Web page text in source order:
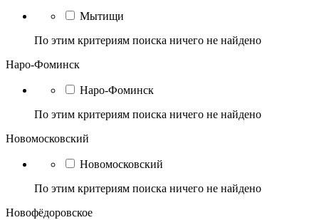
Мытищи
По этим критериям поиска ничего не найдено
Наро-Фоминск
Наро-Фоминск
По этим критериям поиска ничего не найдено
Новомосковский
Новомосковский
По этим критериям поиска ничего не найдено
Новофёдоровское